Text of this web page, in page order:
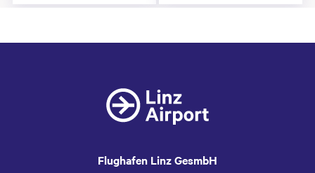
Flughafen Linz GesmbH